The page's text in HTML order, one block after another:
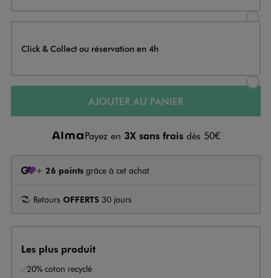
Click & Collect ou réservation en 4h
AJOUTER AU PANIER
Payez en 3X sans frais dès 50€
+ 26 points grâce à cet achat
Retours OFFERTS 30 jours
Les plus produit
20% coton recyclé